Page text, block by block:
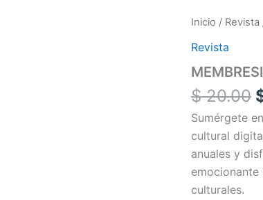
Inicio / Revista
Revista
$20.00
Sumérgete
cultural
anuales y
culturales.
MEMBRESIA
cantidad